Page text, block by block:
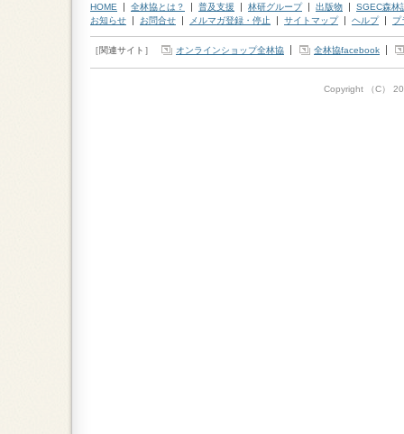
HOME 全林協とは？ 普及支援 林研グループ 出版物
SGEC森林
お知らせ
お問合せ メルマガ登録・停止 サイトマップ ヘルプ プ
［関連サイト］ オンラインショップ全林協 全林協facebook
Copyright （C）